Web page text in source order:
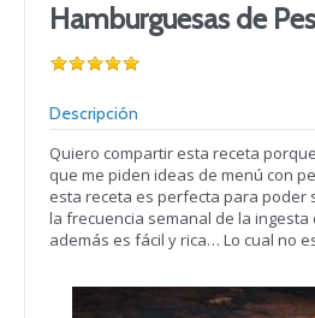
Hamburguesas de
Descripción
Quiero compartir esta receta
que me piden ideas de menú con
esta receta es perfecta para poder
la frecuencia semanal de la ingesta
además es fácil y rica… Lo cual no